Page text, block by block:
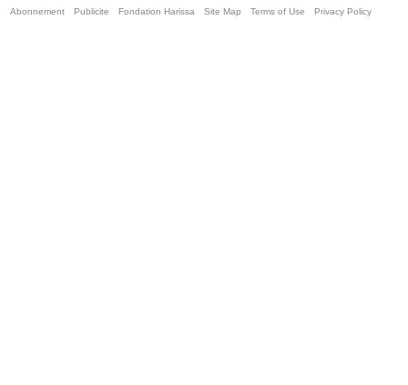
Abonnement Publicite Fondation Harissa Site Map Terms of Use Privacy Policy